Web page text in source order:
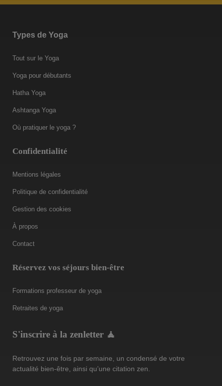
Types de Yoga
Tout sur le Yoga
Yoga pour débutants
Hatha Yoga
Ashtanga Yoga
Où pratiquer le yoga ?
Confidentialité
Mentions légales
Politique de confidentialité
Gestion des cookies
À propos
Contact
Réservez vos séjours bien-être
Formations professeur de yoga
Retraites de yoga
S'inscrire à la zenletter 🧘
Retrouvez une fois par semaine, un condensé de votre
actualité bien-être, ainsi qu’une citation zen.